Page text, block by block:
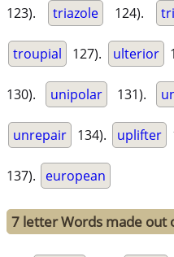
123). triazole 124).
troupial 127). ulterior
130). unipolar 131).
unrepair 134). uplifter
137). european
7 letter Words made out